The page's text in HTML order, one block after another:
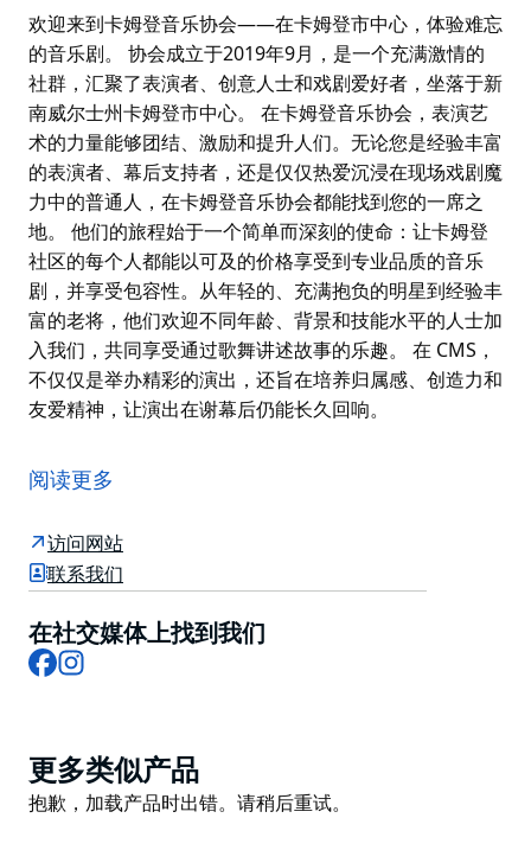
欢迎来到卡姆登音乐协会——在卡姆登市中心，体验难忘
的音乐剧。 协会成立于2019年9月，是一个充满激情的
社群，汇聚了表演者、创意人士和戏剧爱好者，坐落于新
南威尔士州卡姆登市中心。 在卡姆登音乐协会，表演艺
术的力量能够团结、激励和提升人们。无论您是经验丰富
的表演者、幕后支持者，还是仅仅热爱沉浸在现场戏剧魔
力中的普通人，在卡姆登音乐协会都能找到您的一席之
地。 他们的旅程始于一个简单而深刻的使命：让卡姆登
社区的每个人都能以可及的价格享受到专业品质的音乐
剧，并享受包容性。从年轻的、充满抱负的明星到经验丰
富的老将，他们欢迎不同年龄、背景和技能水平的人士加
入我们，共同享受通过歌舞讲述故事的乐趣。 在 CMS，
不仅仅是举办精彩的演出，还旨在培养归属感、创造力和
友爱精神，让演出在谢幕后仍能长久回响。
的音乐剧。
表演者、创意人士和戏剧爱好者，坐落于新南威尔士州卡
姆登市中心。
升人们。无论您是经验丰富的表演者、幕后支持者，还是
仅仅热爱沉浸在现场戏剧魔力中的普通人，在卡姆登音乐
每个人都能以可及的价格享受到专业品质的音乐剧，并享
受包容性。从年轻的、充满抱负的明星到经验丰富的老
阅读更多
访问网站
联系我们
在社交媒体上找到我们
Facebook
Product
List
更多类似产品
Product
抱歉，加载产品时出错。请稍后重试。